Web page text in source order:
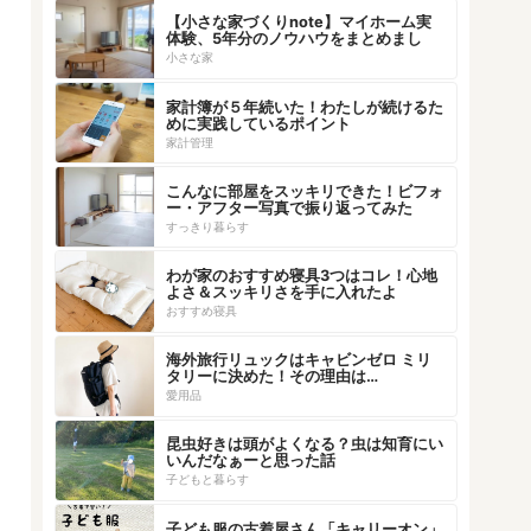
【小さな家づくりnote】マイホーム実
体験、5年分のノウハウをまとめまし
た！
小さな家
家計簿が５年続いた！わたしが続けるた
めに実践しているポイント
家計管理
こんなに部屋をスッキリできた！ビフォ
ー・アフター写真で振り返ってみた
すっきり暮らす
わが家のおすすめ寝具3つはコレ！心地
よさ＆スッキリさを手に入れたよ
おすすめ寝具
海外旅行リュックはキャビンゼロ ミリ
タリーに決めた！その理由は…
愛用品
昆虫好きは頭がよくなる？虫は知育にい
いんだなぁーと思った話
子どもと暮らす